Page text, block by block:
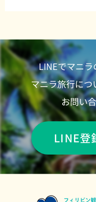
LINEでマニ
マニラ旅行に
お問い
LINE登